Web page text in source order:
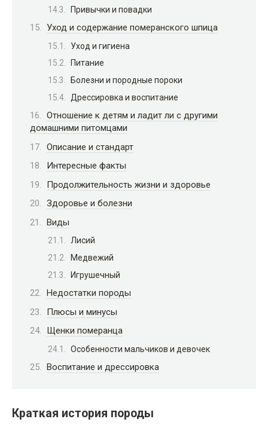
Привычки и повадки
Уход и содержание померанского шпица
Уход и гигиена
Питание
Болезни и породные пороки
Дрессировка и воспитание
Отношение к детям и ладит ли с другими
домашними питомцами
Описание и стандарт
Интересные факты
Продолжительность жизни и здоровье
Здоровье и болезни
Виды
Лисий
Медвежий
Игрушечный
Недостатки породы
Плюсы и минусы
Щенки померанца
Особенности мальчиков и девочек
Воспитание и дрессировка
Краткая история породы